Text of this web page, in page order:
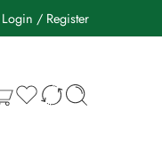
Login / Register